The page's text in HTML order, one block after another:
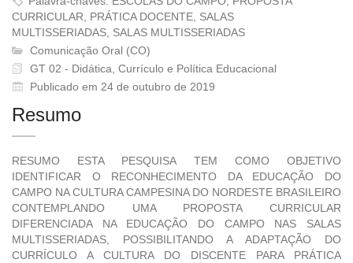
CURRICULAR, PRÁTICA DOCENTE, SALAS
MULTISSERIADAS, SALAS MULTISSERIADAS
Comunicação Oral (CO)
GT 02 - Didática, Currículo e Política Educacional
Publicado em 24 de outubro de 2019
Resumo
RESUMO ESTA PESQUISA TEM COMO OBJETIVO
IDENTIFICAR O RECONHECIMENTO DA EDUCAÇÃO DO
CAMPO NA CULTURA CAMPESINA DO NORDESTE BRASILEIRO
CONTEMPLANDO UMA PROPOSTA CURRICULAR
DIFERENCIADA NA EDUCAÇÃO DO CAMPO NAS SALAS
MULTISSERIADAS, POSSIBILITANDO A ADAPTAÇÃO DO
CURRÍCULO A CULTURA DO DISCENTE PARA PRÁTICA